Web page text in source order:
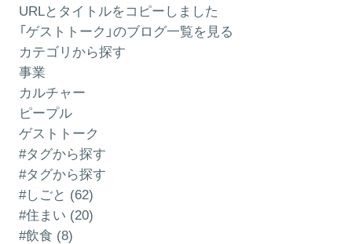
URLとタイトルをコピーしました
「ゲストトーク」のブログ一覧を見る
カテゴリから探す
事業
カルチャー
ピープル
ゲストトーク
#タグから探す
#タグから探す
#しごと (62)
#住まい (20)
#飲食 (8)